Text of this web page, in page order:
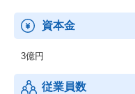
営業支援システム：ひびき
タブレットの真価を引き出
ス：YUKARi（ゆかり）
資本金
3億円
従業員数